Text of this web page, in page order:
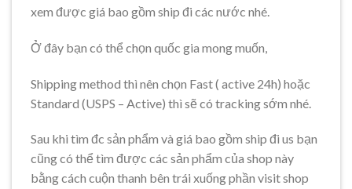
xem được giá bao gồm ship đi các nước nhé.
Ở đây bạn có thể chọn quốc gia mong muốn,
Shipping method thì nên chọn Fast ( active 24h) hoặc
Standard (USPS – Active) thì sẽ có tracking sớm nhé.
Sau khi tìm đc sản phẩm và giá bao gồm ship đi us bạn
cũng có thể tìm được các sản phẩm của shop này
bằng cách cuộn thanh bên trái xuống phần visit shop